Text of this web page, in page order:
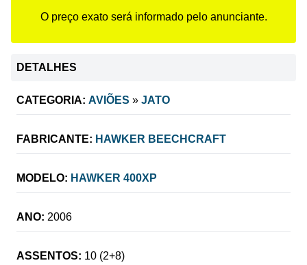
O preço exato será informado pelo anunciante.
DETALHES
CATEGORIA: AVIÕES » JATO
FABRICANTE: HAWKER BEECHCRAFT
MODELO: HAWKER 400XP
ANO: 2006
ASSENTOS: 10 (2+8)